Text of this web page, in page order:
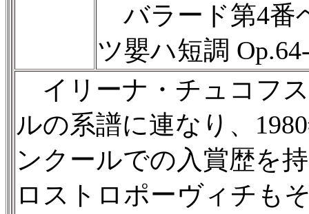
バラード第4番
ツ嬰ハ短調
イリーナ・チュコフ
ルの系譜に連なり、
ンクールでの入賞歴を
ロストロポーヴィチも